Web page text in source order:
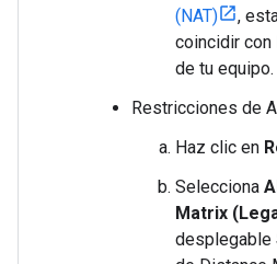
(NAT)
,
coincidir con
de tu equipo.
Restricciones de
Haz clic en
Selecciona
Matrix
desplegable